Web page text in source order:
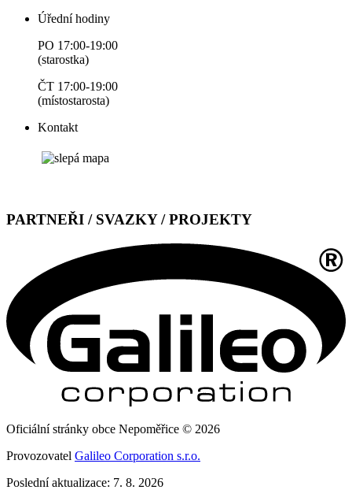
Úřední hodiny
PO 17:00-19:00
(starostka)
ČT 17:00-19:00
(místostarosta)
Kontakt
PARTNEŘI / SVAZKY / PROJEKTY
Oficiální stránky obce Nepoměřice © 2026
Provozovatel Galileo Corporation s.r.o.
Poslední aktualizace: 7. 8. 2026